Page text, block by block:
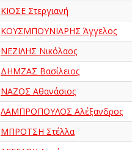
ΚΙΟΣΕ Στεργιανή
ΚΟΥΣΜΠΟΥΝΙΑΡΗΣ Άγγελος
ΝΕΖΙΛΗΣ Νικόλαος
ΔΗΜΖΑΣ Βασίλειος
ΝΑΖΟΣ Αθανάσιος
ΛΑΜΠΡΟΠΟΥΛΟΣ Αλέξανδρος
ΜΠΡΟΤΣΗ Στέλλα